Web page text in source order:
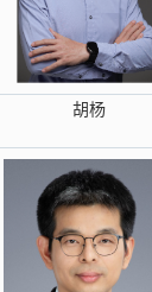
胡杨